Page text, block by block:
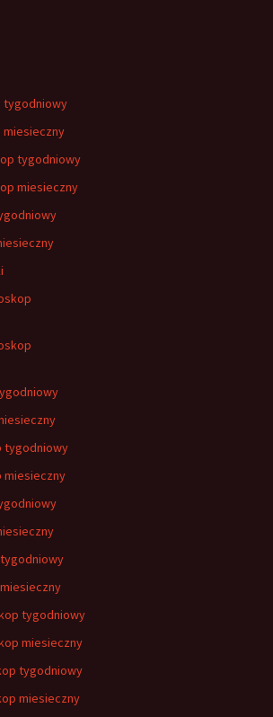
tygodniowy
miesieczny
tygodniowy
miesieczny
tygodniowy
miesieczny
tygodniowy
miesieczny
tygodniowy
miesieczny